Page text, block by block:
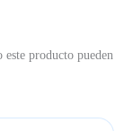
este producto pueden